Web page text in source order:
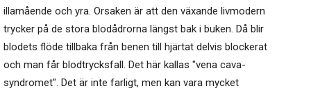
illamående och yra. Orsaken är att den växande livmodern
trycker på de stora blodådrorna längst bak i buken. Då blir
blodets flöde tillbaka från benen till hjärtat delvis blockerat
och man får blodtrycksfall. Det här kallas "vena cava-
syndromet". Det är inte farligt, men kan vara mycket